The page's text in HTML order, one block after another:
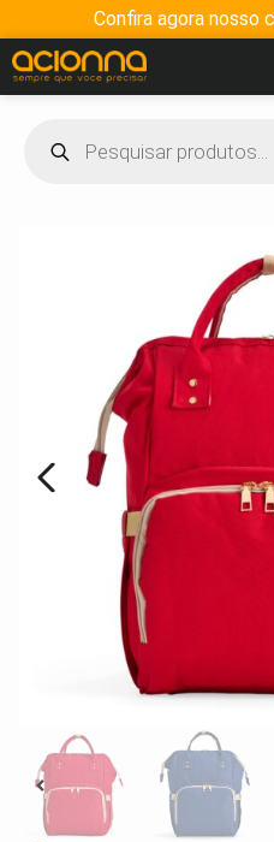
Confira agora nosso